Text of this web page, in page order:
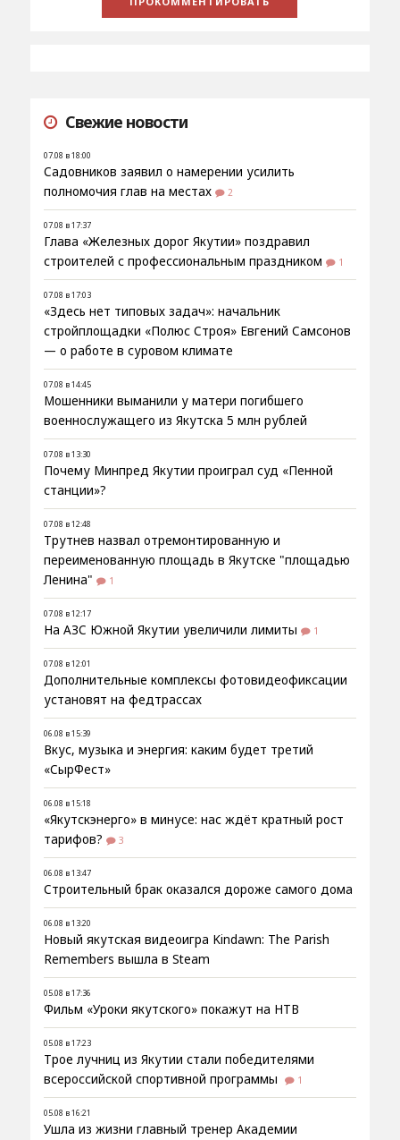
Свежие новости
07.08 в 18:00
Садовников заявил о намерении усилить
полномочия глав на местах
2
07.08 в 17:37
Глава «Железных дорог Якутии» поздравил
строителей с профессиональным праздником
1
07.08 в 17:03
«Здесь нет типовых задач»: начальник
стройплощадки «Полюс Строя» Евгений Самсонов
— о работе в суровом климате
07.08 в 14:45
Мошенники выманили у матери погибшего
военнослужащего из Якутска 5 млн рублей
07.08 в 13:30
Почему Минпред Якутии проиграл суд «Пенной
станции»?
07.08 в 12:48
Трутнев назвал отремонтированную и
переименованную площадь в Якутске "площадью
Ленина"
1
07.08 в 12:17
На АЗС Южной Якутии увеличили лимиты 1
07.08 в 12:01
Дополнительные комплексы фотовидеофиксации
установят на федтрассах
06.08 в 15:39
Вкус, музыка и энергия: каким будет третий
«СырФест»
06.08 в 15:18
«Якутскэнерго» в минусе: нас ждёт кратный рост
тарифов?
3
06.08 в 13:47
Строительный брак оказался дороже самого дома
06.08 в 13:20
Новый якутская видеоигра Kindawn: The Parish
Remembers вышла в Steam
05.08 в 17:36
Фильм «Уроки якутского» покажут на НТВ
05.08 в 17:23
Трое лучниц из Якутии стали победителями
всероссийской спортивной программы
1
05.08 в 16:21
Ушла из жизни главный тренер Академии